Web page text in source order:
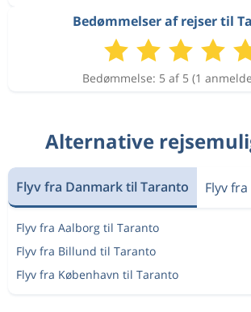
Bedømmelser af rejser til
Bedømmelse: 5 af 5 (1
Alternative
Flyv fra Danmark til Taranto Flyv
Flyv fra Aalborg til Taranto
Flyv fra Billund til Taranto
Flyv fra København til Taranto